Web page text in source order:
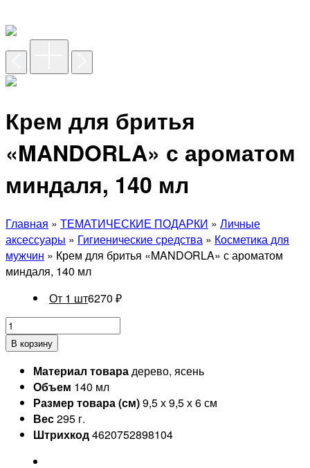
Крем для бритья
«MANDORLA» с ароматом
миндаля, 140 мл
Главная » ТЕМАТИЧЕСКИЕ ПОДАРКИ » Личные
аксессуары » Гигиенические средства » Косметика для
мужчин » Крем для бритья «MANDORLA» с ароматом
миндаля, 140 мл
От 1 шт6270 ₽
В корзину
Материал товарадерево, ясень
Объем 140 мл
Размер товара (см)9,5 х 9,5 х 6 см
Вес295 г.
Штрихкод4620752898104